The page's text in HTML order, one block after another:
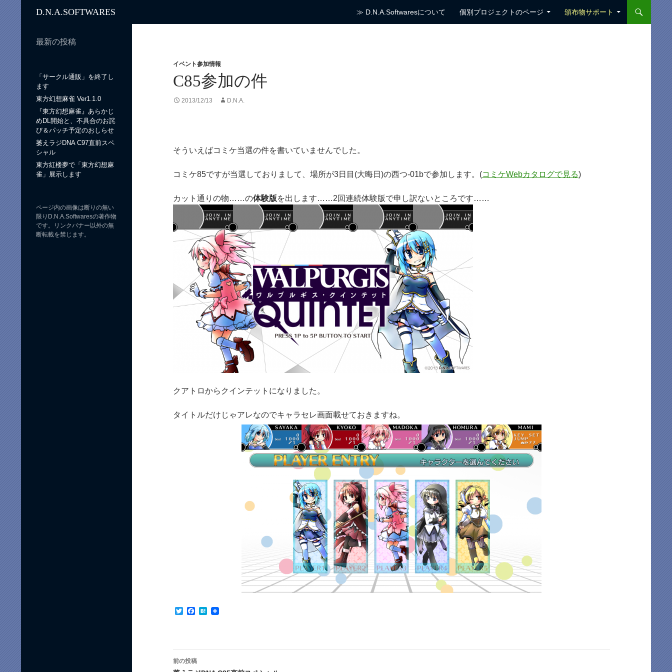
D.N.A.SOFTWARES
≫ D.N.A.Softwaresについて
個別プロジェクトのページ 頒布物サポート
イベント参加情報
C85参加の件
2013/12/13 D.N.A.
そういえばコミケ当選の件を書いていませんでした。
コミケ85ですが当選しておりまして、場所が3日目(大晦日)の西つ-01bで参加します。(コミケWebカタログで見る)
カット通りの物……の体験版を出します……2回連続体験版で申し訳ないところです……
クアトロからクインテットになりました。
タイトルだけじゃアレなのでキャラセレ画面載せておきますね。
T
e
r
F
o
o
k
H
a
投
前の投稿
最新の投稿
「サークル通販」を終了し
ます
東方幻想麻雀 Ver1.1.0
『東方幻想麻雀』あらかじ
めDL開始と、不具合のお詫
び＆パッチ予定のおしらせ
萎えラジDNA C97直前スペ
シャル
東方紅楼夢で「東方幻想麻
雀」展示します
ページ内の画像は断りの無い
限りD.N.A.Softwaresの著作物
です。リンクバナー以外の無
断転載を禁じます。